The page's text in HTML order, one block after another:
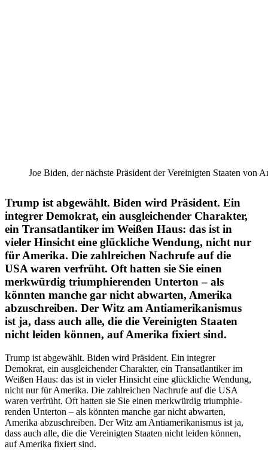
Joe Biden, der nächste Präsident der Verei­nigten Staaten von
Trump ist abgewählt. Biden wird Präsident. Ein
integrer Demokrat, ein ausglei­chender Charakter,
ein Trans­at­lan­tiker im Weißen Haus: das ist in
vieler Hinsicht eine glück­liche Wendung, nicht nur
für Amerika. Die zahlreichen Nachrufe auf die
USA waren verfrüht. Oft hatten sie Sie einen
merkwürdig trium­phie­renden Unterton – als
könnten manche gar nicht abwarten, Amerika
abzuschreiben. Der Witz am Antiame­ri­ka­nismus
ist ja, dass auch alle, die die Verei­nigten Staaten
nicht leiden können, auf Amerika fixiert sind.
Trump ist abgewählt. Biden wird Präsident. Ein integrer
Demokrat, ein ausglei­chender Charakter, ein Trans­at­lan­tiker im
Weißen Haus: das ist in vieler Hinsicht eine glück­liche Wendung,
nicht nur für Amerika. Die zahlreichen Nachrufe auf die USA
waren verfrüht. Oft hatten sie Sie einen merkwürdig trium­phie­
renden Unterton – als könnten manche gar nicht abwarten,
Amerika abzuschreiben. Der Witz am Antiame­ri­ka­nismus ist ja,
dass auch alle, die die Verei­nigten Staaten nicht leiden können,
auf Amerika fixiert sind.